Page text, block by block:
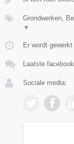
Grondwerken,
▼
Er wordt gewerkt
Laatste
Sociale media: